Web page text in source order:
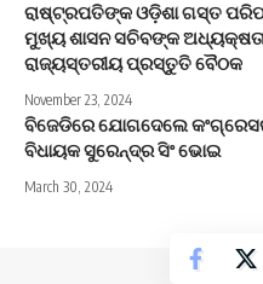
ରାଷ୍ଟ୍ରପତିଙ୍କ ଓଡ଼ିଶା ଗସ୍ତ
ମୁଖ୍ୟ ଶାସନ ସଚିବଙ୍କ
ରାଜ୍ୟସ୍ତରୀୟ ପ୍ରସ୍ତୁତି ବୈଠକ
November 23, 2024
ବିଜେଡିରେ ଯୋଗଦେଲେ
ବିଧାୟକ ସୁରେନ୍ଦ୍ର ସିଂ ଭୋଇ
March 30, 2024